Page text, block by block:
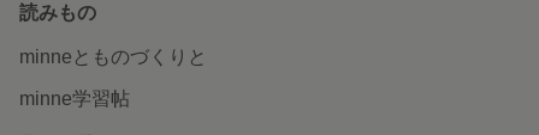
読みもの
minneとものづくりと
minne学習帖